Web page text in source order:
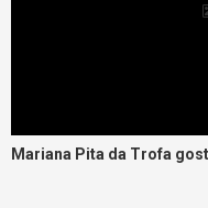
Mariana Pita da Trofa